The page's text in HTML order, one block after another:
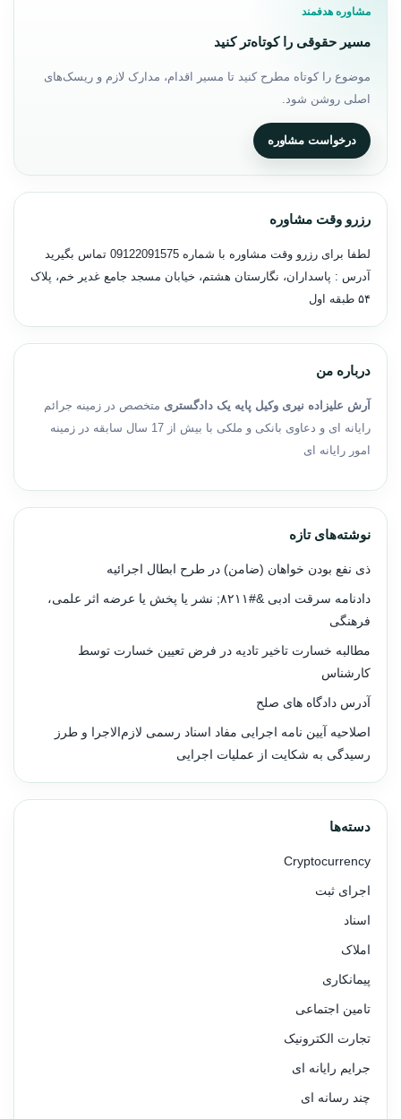
مشاوره هدفمند
مسیر حقوقی را کوتاه‌تر کنید
موضوع را کوتاه مطرح کنید تا مسیر اقدام، مدارک لازم و ریسک‌های
اصلی روشن شود.
درخواست مشاوره
رزرو وقت مشاوره
لطفا برای رزرو وقت مشاوره با شماره 09122091575 تماس بگیرید
آدرس : پاسداران، نگارستان هشتم، خیابان مسجد جامع غدیر خم، پلاک
۵۴ طبقه اول
درباره من
آرش علیزاده نیری وکیل پایه یک دادگستری متخصص در زمینه جرائم
رایانه ای و دعاوی بانکی و ملکی با بیش از 17 سال سابقه در زمینه
امور رایانه ای
نوشته‌های تازه
ذی نفع بودن خواهان (ضامن) در طرح ابطال اجرائیه
دادنامه سرقت ادبی &#۸۲۱۱; نشر یا پخش یا عرضه اثر علمی،
فرهنگی
مطالبه خسارت تاخیر تادیه در فرض تعیین خسارت توسط
کارشناس
آدرس دادگاه های صلح
اصلاحیه آیین نامه اجرایی مفاد اسناد رسمی لازم‌الاجرا و طرز
رسیدگی به شکایت از عملیات اجرایی
دسته‌ها
Cryptocurrency
اجرای ثبت
اسناد
املاک
پیمانکاری
تامین اجتماعی
تجارت الکترونیک
جرایم رایانه ای
چند رسانه ای